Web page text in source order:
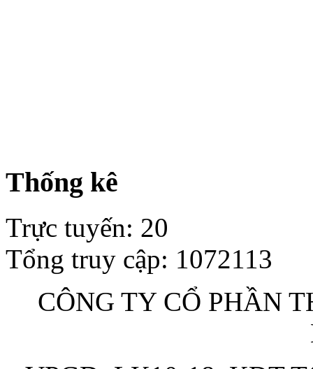
Thống kê
Trực tuyến: 20
Tổng truy cập: 1072113
CÔNG TY CỔ PHẦN